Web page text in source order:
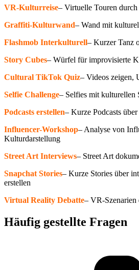
VR-Kulturreise– Virtuelle Touren
Graffiti-Kulturwand– Wand mit
Flashmob Interkulturell– Kurzer Tanz
Story Cubes– Würfel für improvisierte
Cultural TikTok Quiz– Videos zeigen,
Selfie Challenge– Selfies mit kulturellen
Podcasts erstellen– Kurze Podcasts
Influencer-Workshop– Analyse von
Kulturdarstellung
Street Art Interviews– Street Art
Snapchat Stories– Kurze Stories über
erstellen
Virtual Reality Debatte– VR-Szenarien
Häufig gestellte Fragen